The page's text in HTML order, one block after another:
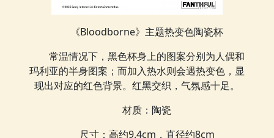
《Bloodborne》主题热变色陶瓷杯
常温情况下，黑色杯身上的图案分别为人偶和
玛利亚的半身图案；而加入热水则会遇热变色，显
现出对应的红色背景。红黑交织，气氛感十足。
材质：陶瓷
尺寸：高约9.4cm，直径约8cm